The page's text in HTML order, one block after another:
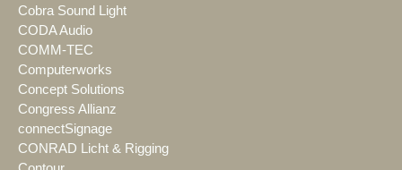
Cobra Sound Light
CODA Audio
COMM-TEC
Computerworks
Concept Solutions
Congress Allianz
connectSignage
CONRAD Licht & Rigging